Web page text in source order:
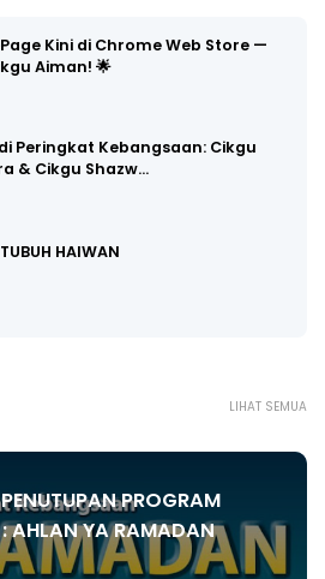
Kini di Chrome Web Store —
Aiman! 🌟
Peringkat Kebangsaan: Cikgu
& Cikgu Shazw…
HAIWAN
LIHAT SEMUA
PROGRAM
AHLAN YA RAMADAN